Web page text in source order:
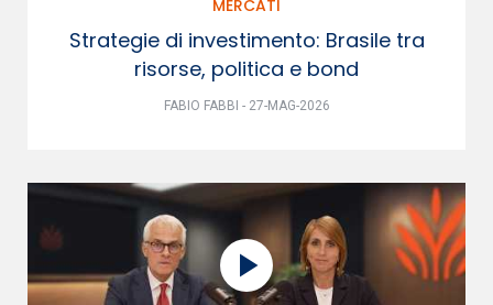
MERCATI
Strategie di investimento: Brasile tra
risorse, politica e bond
FABIO FABBI - 27-MAG-2026